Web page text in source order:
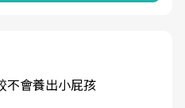
會養出小屁孩